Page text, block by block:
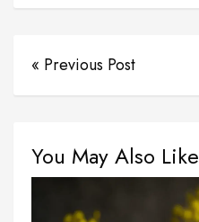
« Previous Post
You May Also Like